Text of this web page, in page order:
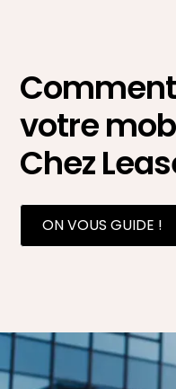
votre
Chez
ON VOUS GUIDE !